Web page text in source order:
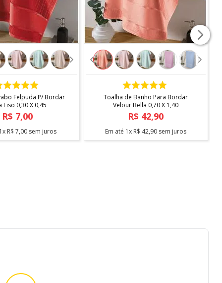
COMPRAR
Felpuda P/ Bordar
Liso 0,30 X 0,45
R$ 7,00
x R$ 7,00sem juros
COMPRAR
Toalha de Banho Para Bordar
Velour Bella 0,70 X 1,40
R$ 42,90
Em até 1x R$ 42,90 sem juros